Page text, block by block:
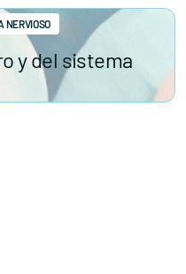
y del sistema
NERVIOSO